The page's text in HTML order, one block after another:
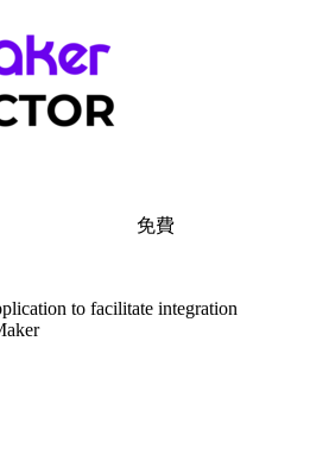
免費
to facilitate integration